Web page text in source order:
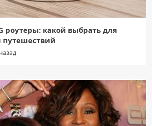
роутеры: какой выбрать для